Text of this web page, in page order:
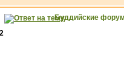
Буддийские
2